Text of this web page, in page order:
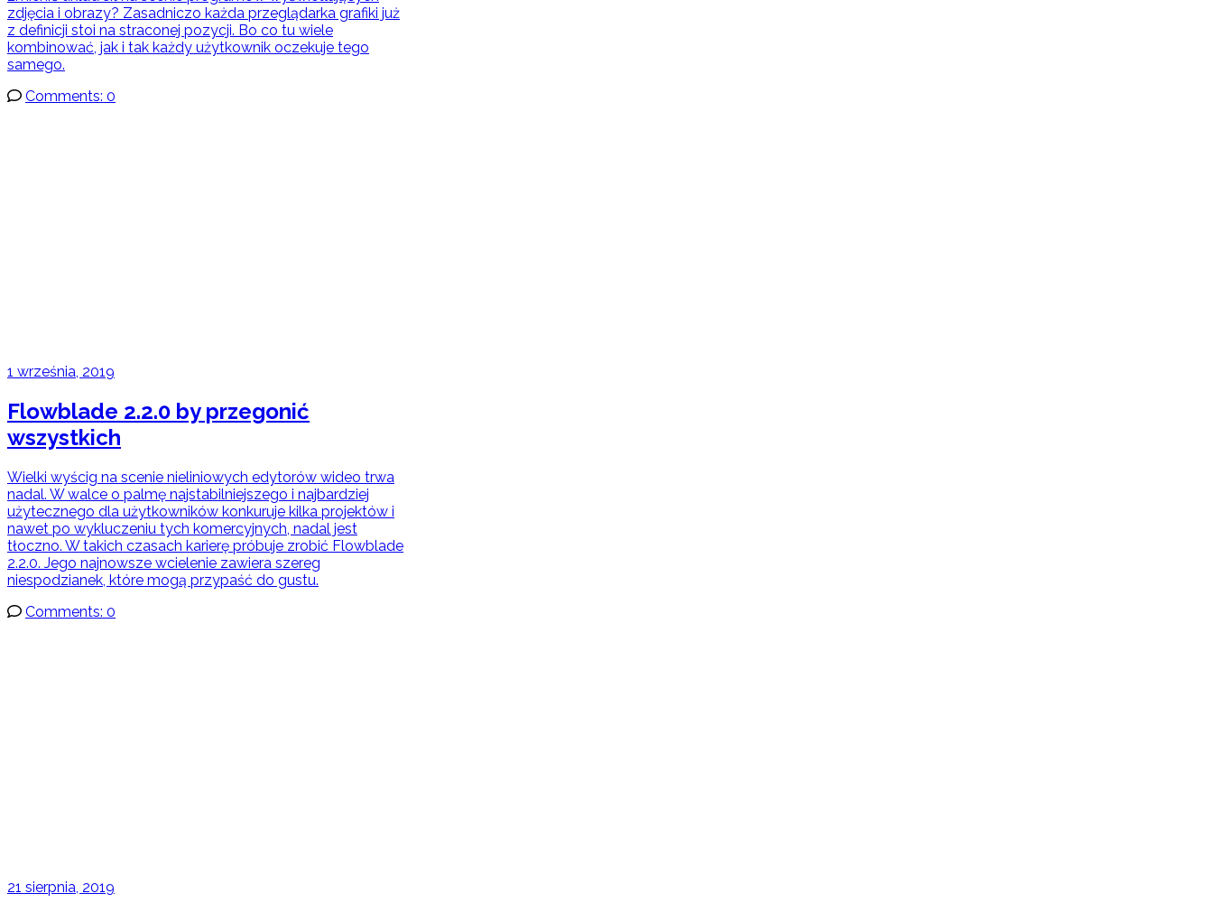
zdjęcia i obrazy? Zasadniczo każda przeglądarka grafiki już
z definicji stoi na straconej pozycji. Bo co tu wiele
kombinować, jak i tak każdy użytkownik oczekuje tego
samego.
Comments: 0
1 września, 2019
Flowblade 2.2.0 by przegonić
wszystkich
Wielki wyścig na scenie nieliniowych edytorów wideo trwa
nadal. W walce o palmę najstabilniejszego i najbardziej
użytecznego dla użytkowników konkuruje kilka projektów i
nawet po wykluczeniu tych komercyjnych, nadal jest
tłoczno. W takich czasach karierę próbuje zrobić Flowblade
2.2.0. Jego najnowsze wcielenie zawiera szereg
niespodzianek, które mogą przypaść do gustu.
Comments: 0
21 sierpnia, 2019